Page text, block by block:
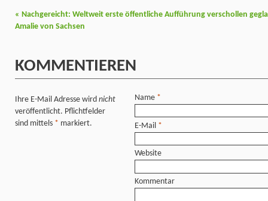
« Nachgereicht: Weltweit erste öffentliche Aufführung verschollen
Amalie von Sachsen
KOMMENTIEREN
Ihre E-Mail Adresse wird nicht
veröffentlicht. Pflichtfelder
sind mittels * markiert.
Name *
E-Mail *
Website
Kommentar